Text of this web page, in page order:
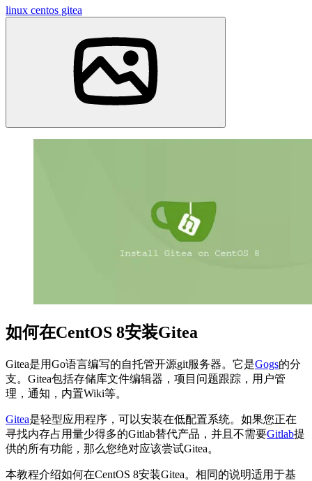
linux centos gitea
如何在CentOS 8安装Gitea
Gitea是用Go语言编写的自托管开源git服务器。它是Gogs的分
支。Gitea包括存储库文件编辑器，项目问题跟踪，用户管
理，通知，内置Wiki等。
Gitea是轻型应用程序，可以安装在低配置系统。如果您正在
寻找内存占用量少得多的Gitlab替代产品，并且不需要Gitlab提
供的所有功能，那么您绝对应该尝试Gitea。
本教程介绍如何在CentOS 8安装Gitea。相同的说明适用于基